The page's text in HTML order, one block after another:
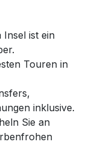
Insel ist ein
Touren in
inklusive.
Sie an